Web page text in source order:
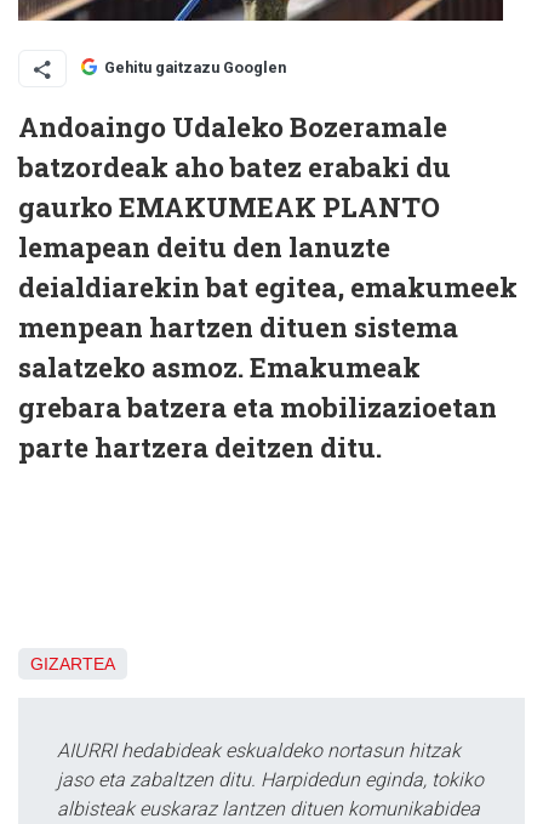
Gehitu gaitzazu Googlen
Andoaingo Udaleko Bozeramale
batzordeak aho batez erabaki du
gaurko EMAKUMEAK PLANTO
lemapean deitu den lanuzte
deialdiarekin bat egitea, emakumeek
menpean hartzen dituen sistema
salatzeko asmoz. Emakumeak
grebara batzera eta mobilizazioetan
parte hartzera deitzen ditu.
GIZARTEA
AIURRI hedabideak eskualdeko nortasun hitzak
jaso eta zabaltzen ditu. Harpidedun eginda, tokiko
albisteak euskaraz lantzen dituen komunikabidea